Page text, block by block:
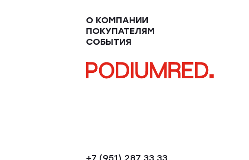
О КОМПАНИИ
ПОКУПАТЕЛЯМ
СОБЫТИЯ